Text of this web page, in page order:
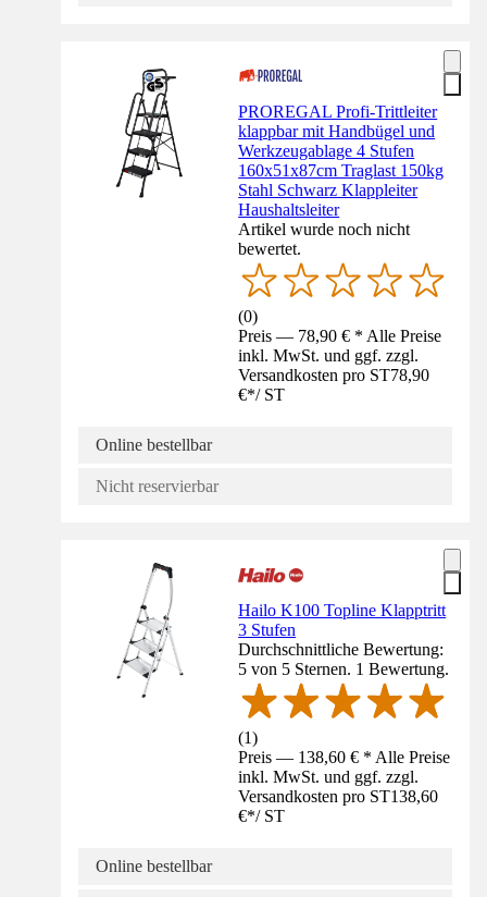
PROREGAL Profi-Trittleiter
klappbar mit Handbügel und
Werkzeugablage 4 Stufen
160x51x87cm Traglast 150kg
Stahl Schwarz Klappleiter
Haushaltsleiter
Artikel wurde noch nicht
bewertet.
(0)
Preis — 78,90 € * Alle Preise
inkl. MwSt. und ggf. zzgl.
Versandkosten pro ST78,90
€*/ ST
Online bestellbar
Nicht reservierbar
Hailo K100 Topline Klapptritt
3 Stufen
Durchschnittliche Bewertung:
5 von 5 Sternen. 1 Bewertung.
(1)
Preis — 138,60 € * Alle Preise
inkl. MwSt. und ggf. zzgl.
Versandkosten pro ST138,60
€*/ ST
Online bestellbar